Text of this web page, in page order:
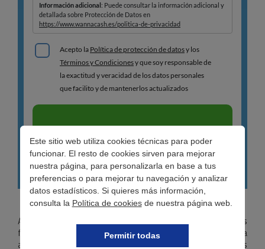
Este sitio web utiliza cookies técnicas para poder
funcionar. El resto de cookies sirven para mejorar
nuestra página, para personalizarla en base a tus
preferencias o para mejorar tu navegación y analizar
datos estadísticos. Si quieres más información,
consulta la Política de cookiesde nuestra página web.
Permitir todas
A las puertas del año 2017, y una vez pasadas las
fiestas navideñas, toca afrontar un mes de enero cuesta
arriba tras el desembolso extra que caracteriza a las